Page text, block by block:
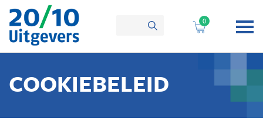
Ga
naar
de
inhoud
0
COOKIEBELEID